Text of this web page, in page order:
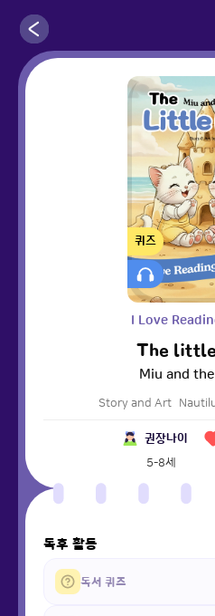
퀴즈
I Love
The
Miu and
Story and Art
권장나이
5-8세
독후 활동
독서 퀴즈